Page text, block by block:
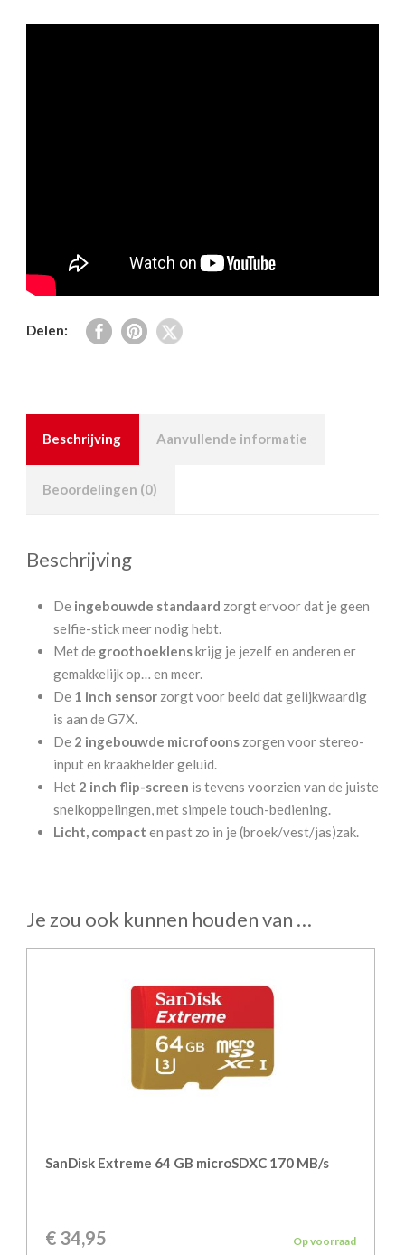
Delen:
Beschrijving Aanvullende informatie
Beoordelingen (0)
Beschrijving
De ingebouwde standaard zorgt ervoor dat je geen
selfie-stick meer nodig hebt.
Met de groothoeklenskrijg je jezelf en anderen er
gemakkelijk op… en meer.
De 1 inch sensor zorgt voor beeld dat gelijkwaardig
is aan de G7X.
De 2 ingebouwde microfoons zorgen voor stereo-
input en kraakhelder geluid.
Het 2 inch flip-screen is tevens voorzien van de juiste
snelkoppelingen, met simpele touch-bediening.
Licht, compact en past zo in je (broek/vest/jas)zak.
Je zou ook kunnen houden van …
SanDisk Extreme 64 GB microSDXC 170 MB/s
€ 34,95 Op voorraad